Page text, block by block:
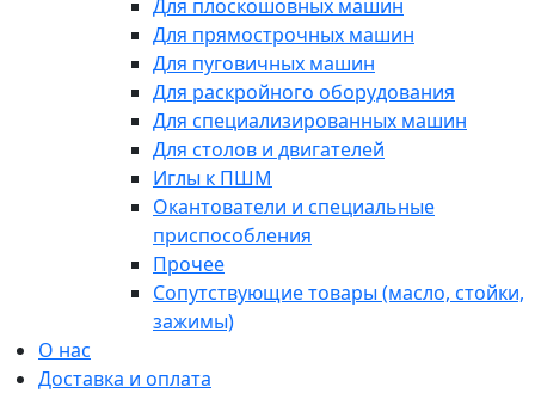
Для плоскошовных машин
Для прямострочных машин
Для пуговичных машин
Для раскройного оборудования
Для специализированных машин
Для столов и двигателей
Иглы к ПШМ
Окантователи и специальные
приспособления
Прочее
Сопутствующие товары (масло, стойки,
зажимы)
О нас
Доставка и оплата